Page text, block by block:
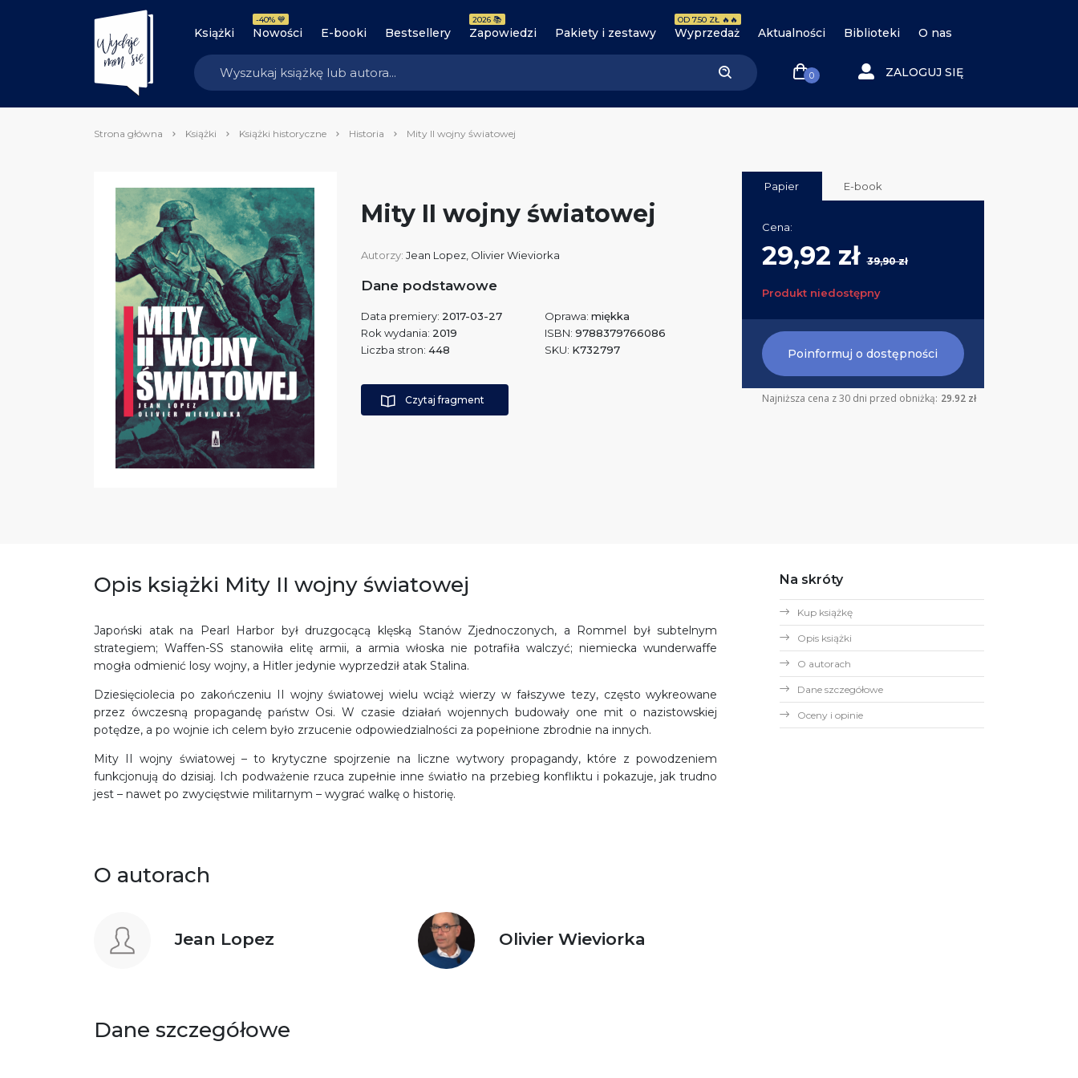
Książki Nowości
-40% 💙
E-booki Bestsellery Zapowiedzi
2026 📚
Pakiety i zestawy Wyprzedaż
OD 7.50 ZŁ 🔥🔥
Aktualności Biblioteki O nas
0 ZALOGUJ SIĘ
Strona główna Książki Książki historyczne Historia Mity II wojny światowej
Mity II wojny światowej
Autorzy: Jean Lopez, Olivier Wieviorka
Dane podstawowe
Data premiery: 2017-03-27
Rok wydania: 2019
Liczba stron: 448
Oprawa: miękka
ISBN: 9788379766086
SKU: K732797
Czytaj fragment
Papier E-book
Cena:
29,92 zł39,90 zł
Produkt niedostępny
Poinformuj o dostępności
Najniższa cena z 30 dni przed obniżką: 29.92 zł
Opis książki Mity II wojny światowej
Japoński atak na Pearl Harbor był druzgocącą klęską Stanów Zjednoczonych, a Rommel był subtelnym
strategiem; Waffen-SS stanowiła elitę armii, a armia włoska nie potrafiła walczyć; niemiecka wunderwaffe
mogła odmienić losy wojny, a Hitler jedynie wyprzedził atak Stalina.
Dziesięciolecia po zakończeniu II wojny światowej wielu wciąż wierzy w fałszywe tezy, często wykreowane
przez ówczesną propagandę państw Osi. W czasie działań wojennych budowały one mit o nazistowskiej
potędze, a po wojnie ich celem było zrzucenie odpowiedzialności za popełnione zbrodnie na innych.
Mity II wojny światowej – to krytyczne spojrzenie na liczne wytwory propagandy, które z powodzeniem
funkcjonują do dzisiaj. Ich podważenie rzuca zupełnie inne światło na przebieg konfliktu i pokazuje, jak trudno
jest – nawet po zwycięstwie militarnym – wygrać walkę o historię.
O autorach
Jean Lopez Olivier Wieviorka
Dane szczegółowe
Na skróty
Kup książkę
Opis książki
O autorach
Dane szczegółowe
Oceny i opinie